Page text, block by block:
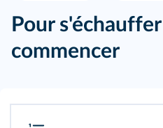
Pour
commencer